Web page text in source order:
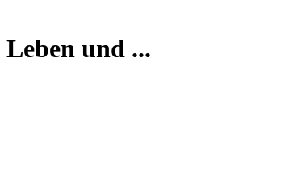
Leben und ...